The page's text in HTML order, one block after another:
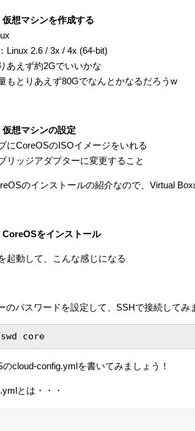
仮想マシンを作成する
Linux 2.6 / 3x / 4x (64-bit)
あえず約2Gでいいかな
もとりあえず80Gでなんとかなるだろうw
仮想マシンの設定
にCoreOSのISOイメージをいれる
リッジアダプターに変更すること
のインストールの紹介なので、Virtual
CoreOSをインストール
起動して、こんな感じになる
のパスワードを設定して、SSHで接続してみ
core
cloud-config.ymlを書いてみましょう！
とは・・・